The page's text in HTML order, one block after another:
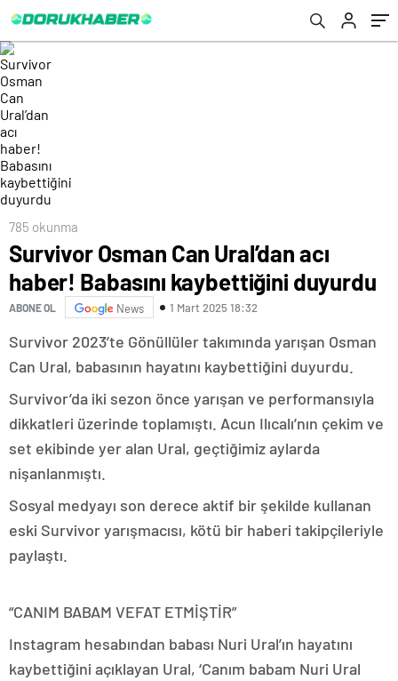
785 okunma
Survivor Osman Can Ural’dan acı
haber! Babasını kaybettiğini duyurdu
ABONE OL News 1 Mart 2025 18:32
Survivor 2023’te Gönüllüler takımında yarışan Osman
Can Ural, babasının hayatını kaybettiğini duyurdu.
Survivor’da iki sezon önce yarışan ve performansıyla
dikkatleri üzerinde toplamıştı. Acun Ilıcalı’nın çekim ve
set ekibinde yer alan Ural, geçtiğimiz aylarda
nişanlanmıştı.
Sosyal medyayı son derece aktif bir şekilde kullanan
eski Survivor yarışmacısı, kötü bir haberi takipçileriyle
paylaştı.
“CANIM BABAM VEFAT ETMİŞTİR”
Instagram hesabından babası Nuri Ural’ın hayatını
kaybettiğini açıklayan Ural, ‘Canım babam Nuri Ural